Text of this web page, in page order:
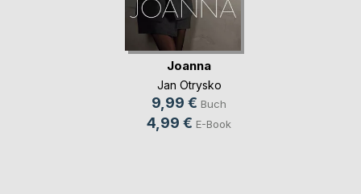
Joanna
Jan Otrysko
9,99 € Buch
4,99 € E-Book